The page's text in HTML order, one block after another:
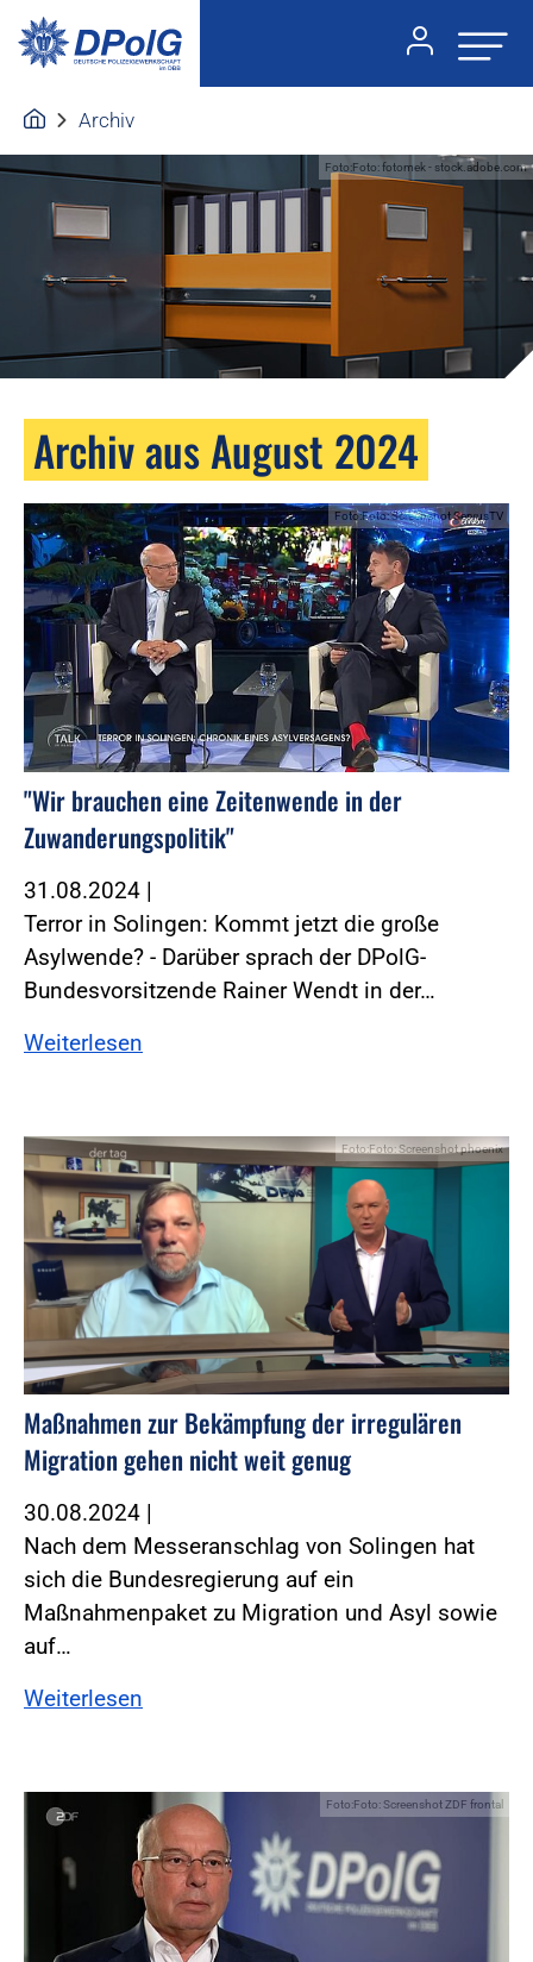
Archiv
Foto:Foto: fotomek - stock.adobe.com
Archiv aus August 2024
Foto:Foto: Screenshot ServusTV
"Wir brauchen eine Zeitenwende in der
Zuwanderungspolitik"
31.08.2024 |
Terror in Solingen: Kommt jetzt die große
Asylwende? - Darüber sprach der DPolG-
Bundesvorsitzende Rainer Wendt in der…
Weiterlesen
Foto:Foto: Screenshot phoenix
Maßnahmen zur Bekämpfung der irregulären
Migration gehen nicht weit genug
30.08.2024 |
Nach dem Messeranschlag von Solingen hat
sich die Bundesregierung auf ein
Maßnahmenpaket zu Migration und Asyl sowie
auf…
Weiterlesen
Foto:Foto: Screenshot ZDF frontal